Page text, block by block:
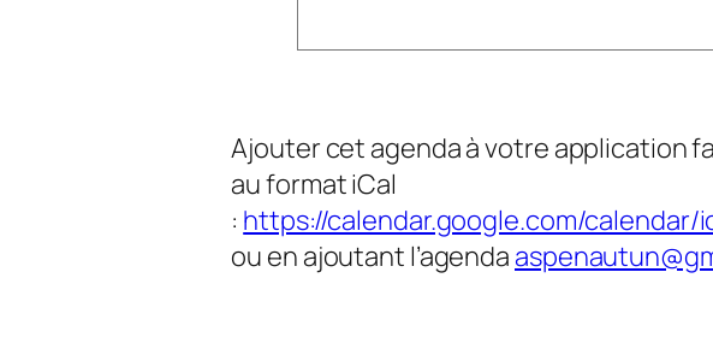
Ajouter cet agenda à votre application
au format iCal
: https://calendar.google.com/
ou en ajoutant l’agenda